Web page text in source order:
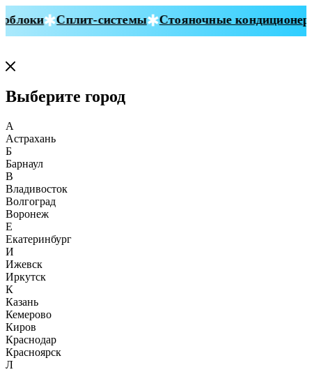
Сплит-системы Стояночные кондиционеры
Выберите город
А
Астрахань
Б
Барнаул
В
Владивосток
Волгоград
Воронеж
Е
Екатеринбург
И
Ижевск
Иркутск
К
Казань
Кемерово
Киров
Краснодар
Красноярск
Л